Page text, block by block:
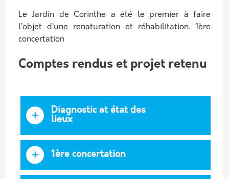
Le Jardin de Corinthe a été le premier à faire
l’objet d’une renaturation et réhabilitation. 1ère
concertation
Comptes rendus et projet retenu
Diagnostic et état des
lieux
1ère concertation